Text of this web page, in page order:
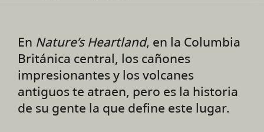
En Nature’s Heartland, en la Columbia
Británica central, los cañones
impresionantes y los volcanes
antiguos te atraen, pero es la historia
de su gente la que define este lugar.